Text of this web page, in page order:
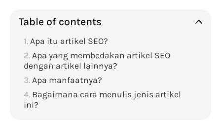
Table of contents
Apa itu artikel SEO?
Apa yang membedakan artikel SEO
dengan artikel lainnya?
Apa manfaatnya?
Bagaimana cara menulis jenis artikel
ini?